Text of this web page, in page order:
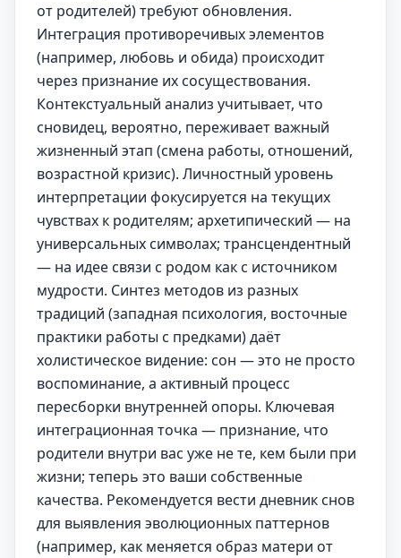
от родителей) требуют обновления.
Интеграция противоречивых элементов
(например, любовь и обида) происходит
через признание их сосуществования.
Контекстуальный анализ учитывает, что
сновидец, вероятно, переживает важный
жизненный этап (смена работы, отношений,
возрастной кризис). Личностный уровень
интерпретации фокусируется на текущих
чувствах к родителям; архетипический — на
универсальных символах; трансцендентный
— на идее связи с родом как с источником
мудрости. Синтез методов из разных
традиций (западная психология, восточные
практики работы с предками) даёт
холистическое видение: сон — это не просто
воспоминание, а активный процесс
пересборки внутренней опоры. Ключевая
интеграционная точка — признание, что
родители внутри вас уже не те, кем были при
жизни; теперь это ваши собственные
качества. Рекомендуется вести дневник снов
для выявления эволюционных паттернов
(например, как меняется образ матери от